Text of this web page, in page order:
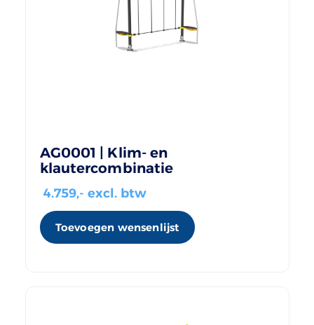
AG0001 | Klim- en
klautercombinatie
4.759,- excl. btw
Toevoegen wensenlijst